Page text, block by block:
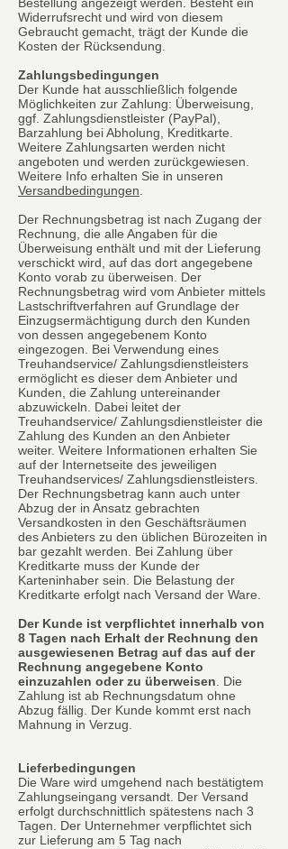
Widerrufsrecht und wird von diesem
Gebraucht gemacht, trägt der Kunde die
Kosten der Rücksendung.
Zahlungsbedingungen
Der Kunde hat ausschließlich folgende
Möglichkeiten zur Zahlung: Überweisung,
ggf. Zahlungsdienstleister (PayPal),
Barzahlung bei Abholung, Kreditkarte.
Weitere Zahlungsarten werden nicht
angeboten und werden zurückgewiesen.
Weitere Info erhalten Sie in unseren
Versandbedingungen
Der Rechnungsbetrag ist nach Zugang der
Rechnung, die alle Angaben für die
Überweisung enthält und mit der Lieferung
verschickt wird, auf das dort angegebene
Konto vorab zu überweisen. Der
Rechnungsbetrag wird vom Anbieter mittels
Lastschriftverfahren auf Grundlage der
Einzugsermächtigung durch den Kunden
von dessen angegebenem Konto
eingezogen. Bei Verwendung eines
Treuhandservice/ Zahlungsdienstleisters
ermöglicht es dieser dem Anbieter und
Kunden, die Zahlung untereinander
abzuwickeln. Dabei leitet der
Treuhandservice/ Zahlungsdienstleister die
Zahlung des Kunden an den Anbieter
weiter. Weitere Informationen erhalten Sie
auf der Internetseite des jeweiligen
Treuhandservices/ Zahlungsdienstleisters.
Der Rechnungsbetrag kann auch unter
Abzug der in Ansatz gebrachten
Versandkosten in den Geschäftsräumen
des Anbieters zu den üblichen Bürozeiten in
bar gezahlt werden. Bei Zahlung über
Kreditkarte muss der Kunde der
Karteninhaber sein. Die Belastung der
Kreditkarte erfolgt nach Versand der Ware.
Der Kunde ist verpflichtet innerhalb von
8 Tagen nach Erhalt der Rechnung den
ausgewiesenen Betrag auf das auf der
Rechnung angegebene Konto
einzuzahlen oder zu überweisen . Die
Zahlung ist ab Rechnungsdatum ohne
Abzug fällig. Der Kunde kommt erst nach
Mahnung in Verzug.
Lieferbedingungen
Die Ware wird umgehend nach bestätigtem
Zahlungseingang versandt. Der Versand
erfolgt durchschnittlich spätestens nach 3
Tagen. Der Unternehmer verpflichtet sich
zur Lieferung am 5 Tag nach